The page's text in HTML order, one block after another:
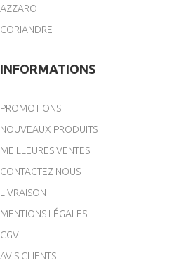
AZZARO
CORIANDRE
INFORMATIONS
PROMOTIONS
NOUVEAUX PRODUITS
MEILLEURES VENTES
CONTACTEZ-NOUS
LIVRAISON
MENTIONS LÉGALES
CGV
AVIS CLIENTS